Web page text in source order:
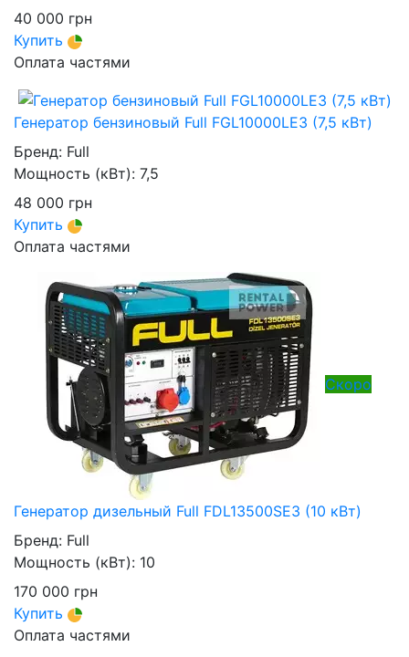
40 000 грн
Купить
Оплата частями
Генератор бензиновый Full FGL10000LE3 (7,5 кВт)
Бренд: Full
Мощность (кВт): 7,5
48 000 грн
Купить
Оплата частями
Скоро
Генератор дизельный Full FDL13500SE3 (10 кВт)
Бренд: Full
Мощность (кВт): 10
170 000 грн
Купить
Оплата частями